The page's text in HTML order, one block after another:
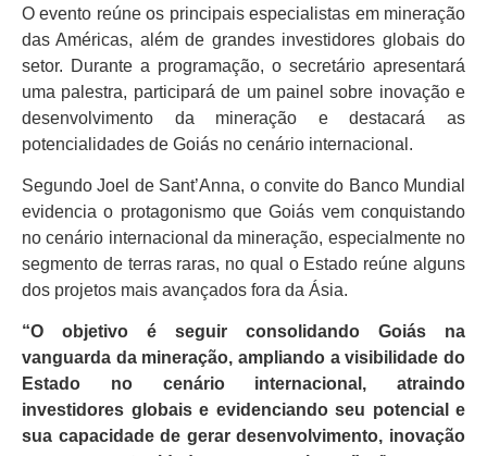
O evento reúne os principais especialistas em mineração
das Américas, além de grandes investidores globais do
setor. Durante a programação, o secretário apresentará
uma palestra, participará de um painel sobre inovação e
desenvolvimento da mineração e destacará as
potencialidades de Goiás no cenário internacional.
Segundo Joel de Sant’Anna, o convite do Banco Mundial
evidencia o protagonismo que Goiás vem conquistando
no cenário internacional da mineração, especialmente no
segmento de terras raras, no qual o Estado reúne alguns
dos projetos mais avançados fora da Ásia.
“O objetivo é seguir consolidando Goiás na
vanguarda da mineração, ampliando a visibilidade do
Estado no cenário internacional, atraindo
investidores globais e evidenciando seu potencial e
sua capacidade de gerar desenvolvimento, inovação